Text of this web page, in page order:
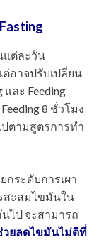
แต่ละวัน
อาจปรับเปลี่ยน
ละ Feeding
8 ชั่วโมง
ปตามสูตรการทำ
กระดับการเผา
สะสมไขมันใน
ไป จะสามารถ
วยลดไขมันไม่ดีที่